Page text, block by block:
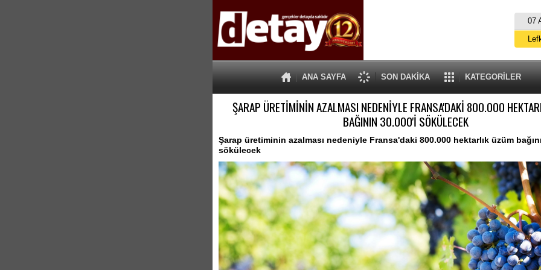
07
ANA SAYFA SON DAKİKA KATEGORİLER
ŞARAP ÜRETİMİNİN AZALMASI NEDENİYLE FRANSA'DAKİ 800.000
BAĞININ 30.000'İ SÖKÜLECEK
Şarap üretiminin azalması nedeniyle Fransa'daki 800.000 hektarlık üzüm
sökülecek